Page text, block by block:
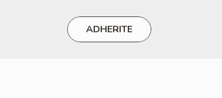
ADHERITE